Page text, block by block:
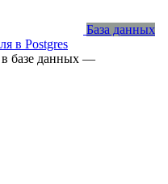
База данных
в Postgres
в базе данных —